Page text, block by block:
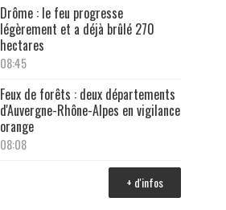
Drôme : le feu progresse
légèrement et a déjà brûlé 270
hectares
08:45
Feux de forêts : deux départements
d'Auvergne-Rhône-Alpes en vigilance
orange
08:08
+ d'infos